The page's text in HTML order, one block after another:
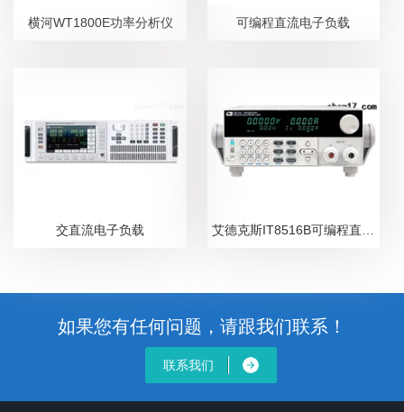
横河WT1800E功率分析仪 可编程直流电子负载
交直流电子负载
如果您有任何问题，请跟我们联系！
联系我们